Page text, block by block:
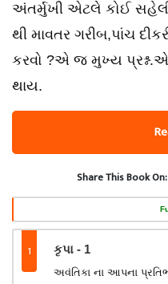
અંતર્મુખી એટલે કોઈ
થી માવતર ગરીબ,પાંચ
કરવો ?એ જ મુખ્ય
થાય.
Share This Book On:
1 કૃપા - 1
અવંતિકા ના આપના